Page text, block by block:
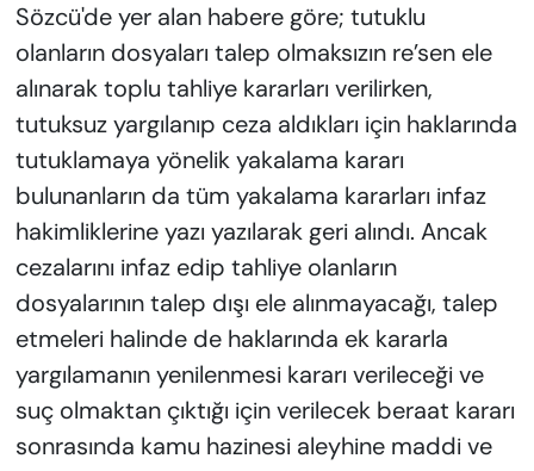
Sözcü'de yer alan habere göre; tutuklu
olanların dosyaları talep olmaksızın re’sen ele
alınarak toplu tahliye kararları verilirken,
tutuksuz yargılanıp ceza aldıkları için haklarında
tutuklamaya yönelik yakalama kararı
bulunanların da tüm yakalama kararları infaz
hakimliklerine yazı yazılarak geri alındı. Ancak
cezalarını infaz edip tahliye olanların
dosyalarının talep dışı ele alınmayacağı, talep
etmeleri halinde de haklarında ek kararla
yargılamanın yenilenmesi kararı verileceği ve
suç olmaktan çıktığı için verilecek beraat kararı
sonrasında kamu hazinesi aleyhine maddi ve